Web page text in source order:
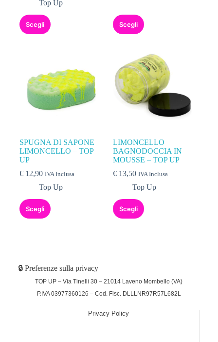
Top Up
Scegli Scegli
SPUGNA DI SAPONE
LIMONCELLO – TOP
UP
€ 12,90 IVA Inclusa
Top Up
Scegli
LIMONCELLO
BAGNODOCCIA IN
MOUSSE – TOP UP
€ 13,50 IVA Inclusa
Top Up
Scegli
🔒 Preferenze sulla privacy
TOP UP – Via Tinelli 30 – 21014 Laveno Mombello (VA)
P.IVA 03977360126 – Cod. Fisc. DLLLNR97R57L682L
Privacy Policy